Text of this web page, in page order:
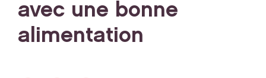
avec une bonne
alimentation